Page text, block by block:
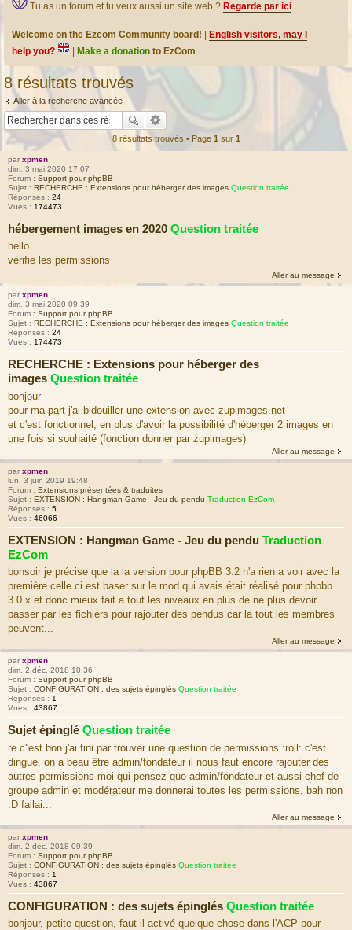
Tu as un forum et tu veux aussi un site web ? Regarde par ici.
Welcome on the Ezcom Community board!
English visitors, may I
help you?
Make a donation to EzCom.
8 résultats trouvés
Aller à la recherche avancée
8 résultats trouvés • Page 1 sur 1
par xpmen
dim. 3 mai 2020 17:07
Forum : Support pour phpBB
Sujet : RECHERCHE : Extensions pour héberger des images Question traitée
Réponses : 24
Vues : 174473
hébergement images en 2020 Question traitée
hello
vérifie les permissions
Aller au message
par xpmen
dim. 3 mai 2020 09:39
Forum : Support pour phpBB
Sujet : RECHERCHE : Extensions pour héberger des images Question traitée
Réponses : 24
Vues : 174473
RECHERCHE : Extensions pour héberger des
images Question traitée
bonjour
pour ma part j'ai bidouiller une extension avec zupimages.net
et c'est fonctionnel, en plus d'avoir la possibilité d'héberger 2 images en
une fois si souhaité (fonction donner par zupimages)
Aller au message
par xpmen
lun. 3 juin 2019 19:48
Forum : Extensions présentées & traduites
Sujet : EXTENSION : Hangman Game - Jeu du pendu Traduction EzCom
Réponses : 5
Vues : 46066
EXTENSION : Hangman Game - Jeu du pendu Traduction
EzCom
bonsoir je précise que la la version pour phpBB 3.2 n'a rien a voir avec la
première celle ci est baser sur le mod qui avais était réalisé pour phpbb
3.0.x et donc mieux fait a tout les niveaux en plus de ne plus devoir
passer par les fichiers pour rajouter des pendus car la tout les membres
peuvent...
Aller au message
par xpmen
dim. 2 déc. 2018 10:36
Forum : Support pour phpBB
Sujet : CONFIGURATION : des sujets épinglés Question traitée
Réponses : 1
Vues : 43867
Sujet épinglé Question traitée
re c''est bon j'ai fini par trouver une question de permissions :roll: c'est
dingue, on a beau être admin/fondateur il nous faut encore rajouter des
autres permissions moi qui pensez que admin/fondateur et aussi chef de
groupe admin et modérateur me donnerai toutes les permissions, bah non
:D fallai...
Aller au message
par xpmen
dim. 2 déc. 2018 09:39
Forum : Support pour phpBB
Sujet : CONFIGURATION : des sujets épinglés Question traitée
Réponses : 1
Vues : 43867
CONFIGURATION : des sujets épinglés Question traitée
bonjour, petite question, faut il activé quelque chose dans l'ACP pour